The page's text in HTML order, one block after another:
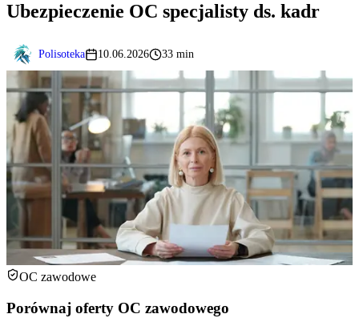
Ubezpieczenie OC specjalisty ds. kadr
Polisoteka 10.06.2026 33 min
OC zawodowe
Porównaj oferty OC zawodowego